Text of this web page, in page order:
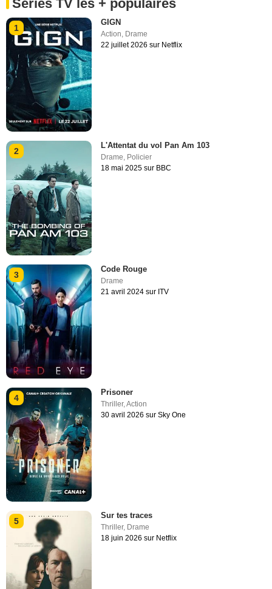
Séries TV les + populaires
1
GIGN
Action, Drame
22 juillet 2026 sur Netflix
2
L'Attentat du vol Pan Am 103
Drame, Policier
18 mai 2025 sur BBC
3
Code Rouge
Drame
21 avril 2024 sur ITV
4
Prisoner
Thriller,Action
30 avril 2026 sur Sky One
5
Sur tes traces
Thriller, Drame
18 juin 2026 sur Netflix